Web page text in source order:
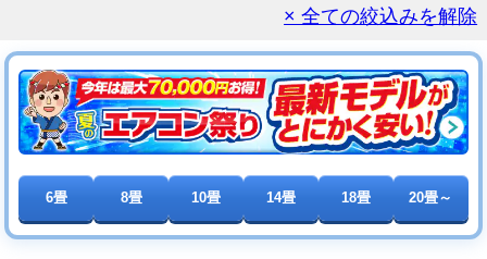
× 全ての絞込みを解除
6畳 8畳 10畳 14畳 18畳 20畳～